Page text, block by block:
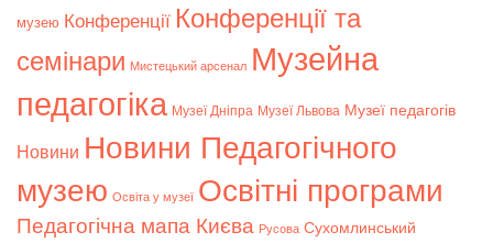
музею Конференції Конференції та
семінари Мистецький арсенал Музейна
педагогіка Музеї Дніпра Музеї Львова Музеї педагогів
Новини Новини Педагогічного
музею Освіта у музеї Освітні програми
Педагогічна мапа Києва Русова Сухомлинський